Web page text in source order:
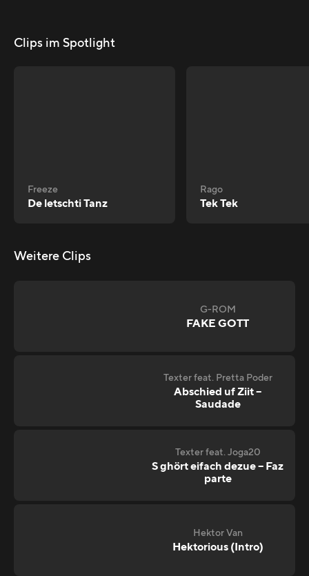
Clips im Spotlight
Freeze
De letschti Tanz
Rago
Tek Tek
Weitere Clips
G-ROM
FAKE GOTT
Texter feat. Pretta Poder
Abschied uf Ziit –
Saudade
Texter feat. Joga20
S ghört eifach dezue – Faz
parte
Hektor Van
Hektorious (Intro)